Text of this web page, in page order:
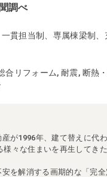
調べ
貫担当制、専属棟梁制
合リフォーム, 耐震, 断熱
産が1996年、建て替えに代
々な住まいを再生してき
を解消する画期的な「完